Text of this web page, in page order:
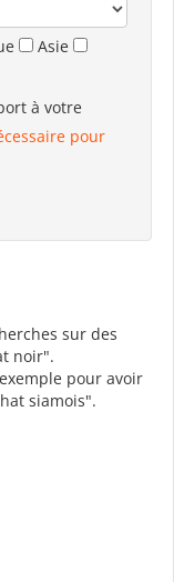
Asie
à votre
pour
sur des
noir".
pour avoir
siamois".